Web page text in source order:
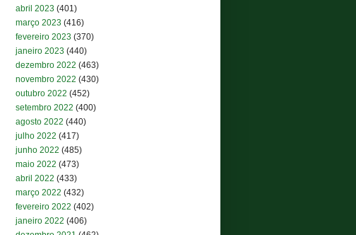
abril 2023 (401)
março 2023 (416)
fevereiro 2023 (370)
janeiro 2023 (440)
dezembro 2022 (463)
novembro 2022 (430)
outubro 2022 (452)
setembro 2022 (400)
agosto 2022 (440)
julho 2022 (417)
junho 2022 (485)
maio 2022 (473)
abril 2022 (433)
março 2022 (432)
fevereiro 2022 (402)
janeiro 2022 (406)